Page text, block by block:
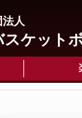
人
スケット